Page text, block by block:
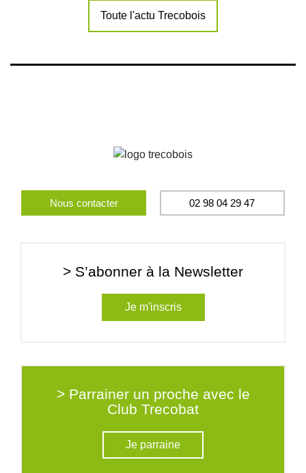
Toute l'actu Trecobois
Nous contacter 02 98 04 29 47
> S’abonner à la Newsletter
Je m'inscris
> Parrainer un proche avec le
Club Trecobat
Je parraine